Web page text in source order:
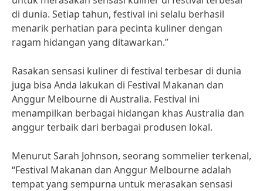
di dunia. Setiap tahun, festival ini selalu berhasil
menarik perhatian para pecinta kuliner dengan
ragam hidangan yang ditawarkan.”
Rasakan sensasi kuliner di festival terbesar di dunia
juga bisa Anda lakukan di Festival Makanan dan
Anggur Melbourne di Australia. Festival ini
menampilkan berbagai hidangan khas Australia dan
anggur terbaik dari berbagai produsen lokal.
Menurut Sarah Johnson, seorang sommelier terkenal,
“Festival Makanan dan Anggur Melbourne adalah
tempat yang sempurna untuk merasakan sensasi